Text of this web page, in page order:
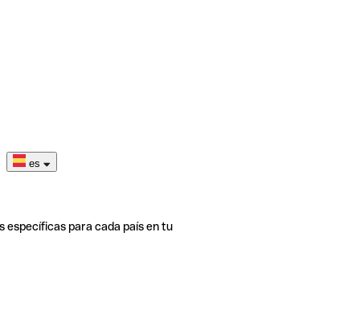
es
específicas para cada país en tu